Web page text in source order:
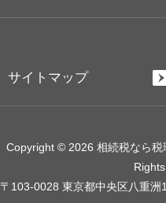
サイトマップ
Copyright © 2026 相続税なら
〒103-0028 東京都中央区八重